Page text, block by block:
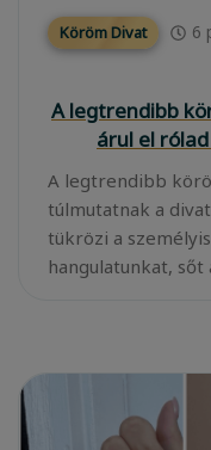
Köröm Divat 6
A legtrendibb
árul el
A legtrendibb
túlmutatnak a
tükrözi a
hangulatunkat, sőt